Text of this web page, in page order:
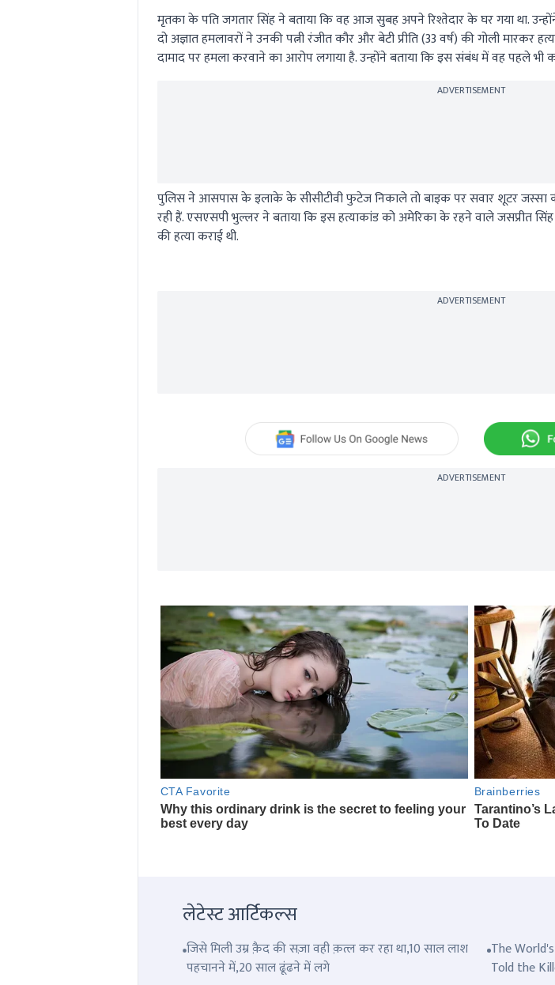
मृतका के पति जगतार सिंह ने बताया कि वह आज सुबह अपने रिश्तेदार के घर गया था.
दो अज्ञात हमलावरों ने उनकी पत्नी रंजीत कौर और बेटी प्रीति (33 वर्ष) की गोली
दामाद पर हमला करवाने का आरोप लगाया है. उन्होंने बताया कि इस संबंध में वह पहले भी
ADVERTISEMENT
पुलिस ने आसपास के इलाके के सीसीटीवी फुटेज निकाले तो बाइक पर सवार शूटर जस्सा
रही हैं. एसएसपी भुल्लर ने बताया कि इस हत्याकांड को अमेरिका के रहने वाले जसप्रीत
की हत्या कराई थी.
ADVERTISEMENT
ADVERTISEMENT
लेटेस्ट आर्टिकल्स
जिसे मिली उम्र क़ैद की सज़ा वही क़त्ल कर रहा था,10 साल लाश
पहचानने में,20 साल ढूंढने में लगे
The
Told the